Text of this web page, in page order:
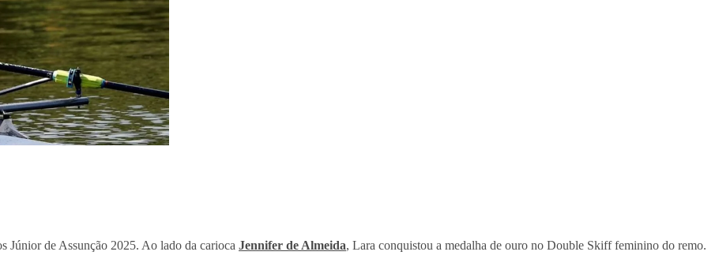
Júnior de Assunção 2025. Ao lado da carioca Jennifer de Almeida, Lara conquistou a medalha de ouro no Double Skiff feminino do remo.